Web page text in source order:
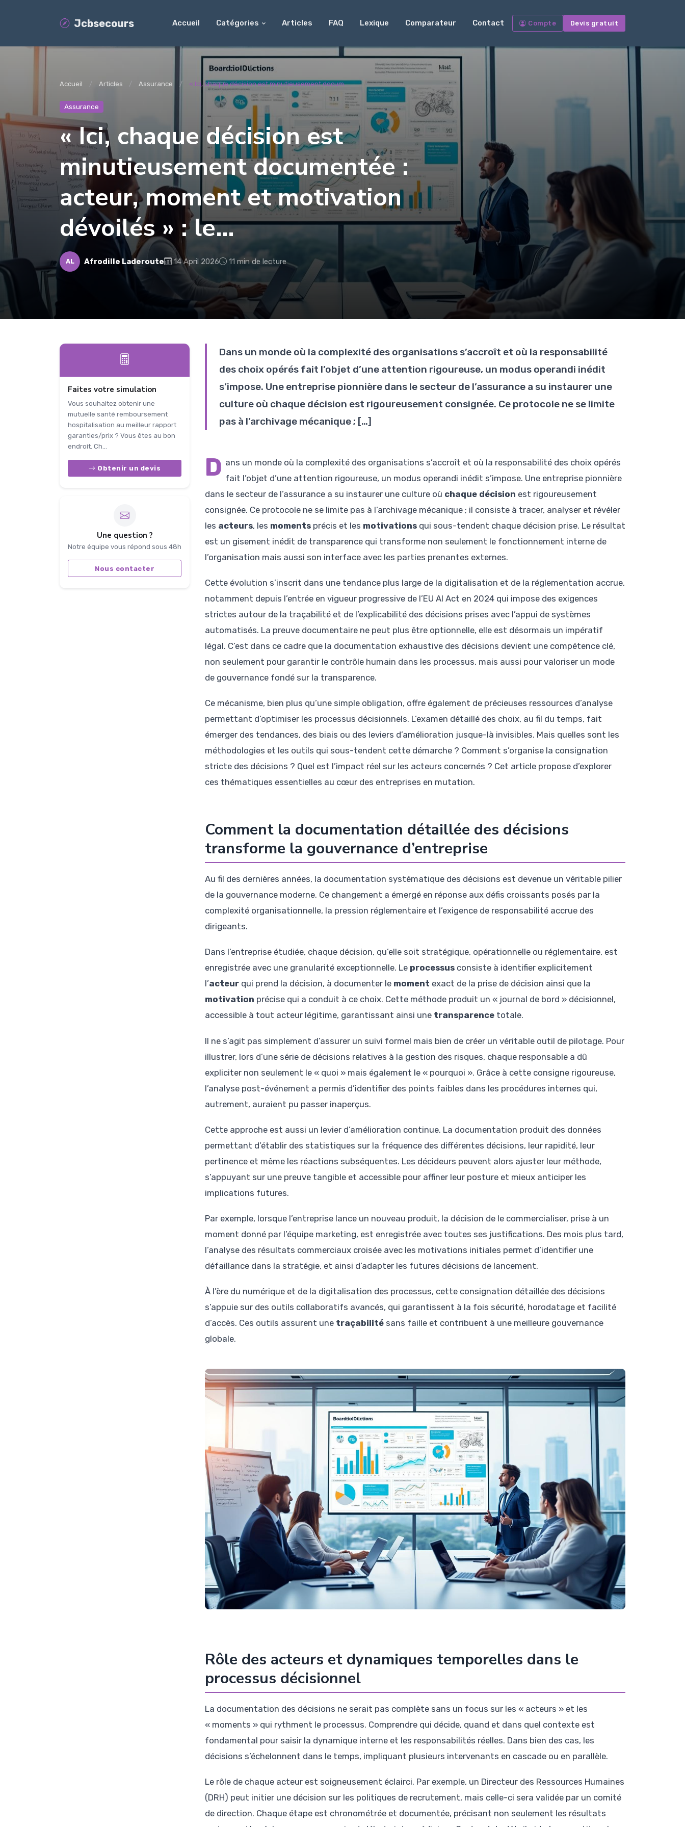
Jcbsecours Accueil Catégories Articles FAQ Lexique Comparateur Contact Compte Devis gratuit
Accueil Articles Assurance « Ici, chaque décision est minutieusement docum...
Assurance
« Ici, chaque décision est
minutieusement documentée :
acteur, moment et motivation
dévoilés » : le…
AL Afrodille Laderoute 14 April 2026 11 min de lecture
Faites votre simulation
Vous souhaitez obtenir une
mutuelle santé remboursement
hospitalisation au meilleur rapport
garanties/prix ? Vous êtes au bon
endroit. Ch...
Obtenir un devis
Une question ?
Notre équipe vous répond sous 48h
Nous contacter
Dans un monde où la complexité des organisations s’accroît et où la responsabilité
des choix opérés fait l’objet d’une attention rigoureuse, un modus operandi inédit
s’impose. Une entreprise pionnière dans le secteur de l’assurance a su instaurer une
culture où chaque décision est rigoureusement consignée. Ce protocole ne se limite
pas à l’archivage mécanique ; […]
D ans un monde où la complexité des organisations s’accroît et où la responsabilité des choix opérés
fait l’objet d’une attention rigoureuse, un modus operandi inédit s’impose. Une entreprise pionnière
dans le secteur de l’assurance a su instaurer une culture où chaque décision est rigoureusement
consignée. Ce protocole ne se limite pas à l’archivage mécanique ; il consiste à tracer, analyser et révéler
les acteurs, les moments précis et les motivations qui sous-tendent chaque décision prise. Le résultat
est un gisement inédit de transparence qui transforme non seulement le fonctionnement interne de
l’organisation mais aussi son interface avec les parties prenantes externes.
Cette évolution s’inscrit dans une tendance plus large de la digitalisation et de la réglementation accrue,
notamment depuis l’entrée en vigueur progressive de l’EU AI Act en 2024 qui impose des exigences
strictes autour de la traçabilité et de l’explicabilité des décisions prises avec l’appui de systèmes
automatisés. La preuve documentaire ne peut plus être optionnelle, elle est désormais un impératif
légal. C’est dans ce cadre que la documentation exhaustive des décisions devient une compétence clé,
non seulement pour garantir le contrôle humain dans les processus, mais aussi pour valoriser un mode
de gouvernance fondé sur la transparence.
Ce mécanisme, bien plus qu’une simple obligation, offre également de précieuses ressources d’analyse
permettant d’optimiser les processus décisionnels. L’examen détaillé des choix, au fil du temps, fait
émerger des tendances, des biais ou des leviers d’amélioration jusque-là invisibles. Mais quelles sont les
méthodologies et les outils qui sous-tendent cette démarche ? Comment s’organise la consignation
stricte des décisions ? Quel est l’impact réel sur les acteurs concernés ? Cet article propose d’explorer
ces thématiques essentielles au cœur des entreprises en mutation.
Comment la documentation détaillée des décisions
transforme la gouvernance d’entreprise
Au fil des dernières années, la documentation systématique des décisions est devenue un véritable pilier
de la gouvernance moderne. Ce changement a émergé en réponse aux défis croissants posés par la
complexité organisationnelle, la pression réglementaire et l’exigence de responsabilité accrue des
dirigeants.
Dans l’entreprise étudiée, chaque décision, qu’elle soit stratégique, opérationnelle ou réglementaire, est
enregistrée avec une granularité exceptionnelle. Le processus consiste à identifier explicitement
l’acteur qui prend la décision, à documenter le moment exact de la prise de décision ainsi que la
motivation précise qui a conduit à ce choix. Cette méthode produit un « journal de bord » décisionnel,
accessible à tout acteur légitime, garantissant ainsi une transparence totale.
Il ne s’agit pas simplement d’assurer un suivi formel mais bien de créer un véritable outil de pilotage. Pour
illustrer, lors d’une série de décisions relatives à la gestion des risques, chaque responsable a dû
expliciter non seulement le « quoi » mais également le « pourquoi ». Grâce à cette consigne rigoureuse,
l’analyse post-événement a permis d’identifier des points faibles dans les procédures internes qui,
autrement, auraient pu passer inaperçus.
Cette approche est aussi un levier d’amélioration continue. La documentation produit des données
permettant d’établir des statistiques sur la fréquence des différentes décisions, leur rapidité, leur
pertinence et même les réactions subséquentes. Les décideurs peuvent alors ajuster leur méthode,
s’appuyant sur une preuve tangible et accessible pour affiner leur posture et mieux anticiper les
implications futures.
Par exemple, lorsque l’entreprise lance un nouveau produit, la décision de le commercialiser, prise à un
moment donné par l’équipe marketing, est enregistrée avec toutes ses justifications. Des mois plus tard,
l’analyse des résultats commerciaux croisée avec les motivations initiales permet d’identifier une
défaillance dans la stratégie, et ainsi d’adapter les futures décisions de lancement.
À l’ère du numérique et de la digitalisation des processus, cette consignation détaillée des décisions
s’appuie sur des outils collaboratifs avancés, qui garantissent à la fois sécurité, horodatage et facilité
d’accès. Ces outils assurent une traçabilité sans faille et contribuent à une meilleure gouvernance
globale.
Rôle des acteurs et dynamiques temporelles dans le
processus décisionnel
La documentation des décisions ne serait pas complète sans un focus sur les « acteurs » et les
« moments » qui rythment le processus. Comprendre qui décide, quand et dans quel contexte est
fondamental pour saisir la dynamique interne et les responsabilités réelles. Dans bien des cas, les
décisions s’échelonnent dans le temps, impliquant plusieurs intervenants en cascade ou en parallèle.
Le rôle de chaque acteur est soigneusement éclairci. Par exemple, un Directeur des Ressources Humaines
(DRH) peut initier une décision sur les politiques de recrutement, mais celle-ci sera validée par un comité
de direction. Chaque étape est chronométrée et documentée, précisant non seulement les résultats